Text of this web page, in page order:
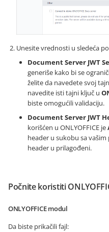
Unesite vrednosti u sledeća
Document Server JWT
generiše kako bi se
želite da navedete svoj
navedite isti tajni ključ u
biste omogućili validaciju.
Document Server JWT
korišćen u ONLYOFFICE je
header u sukobu sa
header u prilagođeni.
Počnite koristiti
ONLYOFFICE modul
Da biste prikačili fajl: